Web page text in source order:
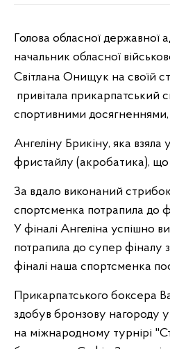
Голова обласної державної
начальник обласної
Світлана Онищук на своїй
привітала прикарпатський
спортивними
Ангеліну Брикіну, яка взяла
фристайлу (акробатика), що
За вдало виконаний стрибок
спортсменка потрапила до
У фіналі Ангеліна успішно
потрапила до супер фіналу
фіналі наша спортсменка
Прикарпатського боксера
здобув бронзову нагороду у
на міжнародному турнірі